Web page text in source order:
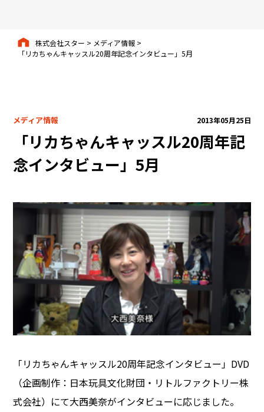
企業キャラクター・限定品
ライセンス商品
医療向け
ODM・OEM
株式会社スター > メディア情報 >
「リカちゃんキャッスル20周年記念インタビュー」5月
メディア情報 2013年05月25日
「リカちゃんキャッスル20周年記
念インタビュー」5月
「リカちゃんキャッスル20周年記念インタビュー」DVD
（企画制作：日本玩具文化財団・リトルファクトリー株
式会社）にて大西美奈がインタビューに応じました。